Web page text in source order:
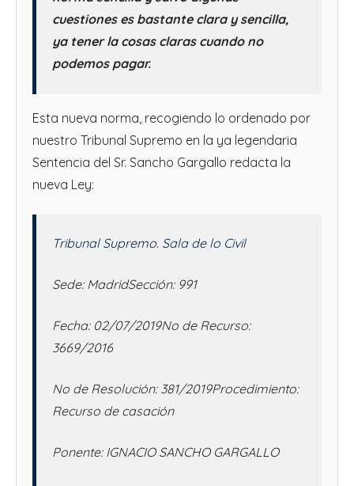
cuestiones es bastante clara y sencilla,
ya tener la cosas claras cuando no
podemos pagar.
Esta nueva norma, recogiendo lo ordenado por
nuestro Tribunal Supremo en la ya legendaria
Sentencia del Sr. Sancho Gargallo redacta la
nueva Ley:
Tribunal Supremo. Sala de lo Civil
Sede: MadridSección: 991
Fecha: 02/07/2019No de Recurso:
3669/2016
No de Resolución: 381/2019Procedimiento:
Recurso de casación
Ponente: IGNACIO SANCHO GARGALLO